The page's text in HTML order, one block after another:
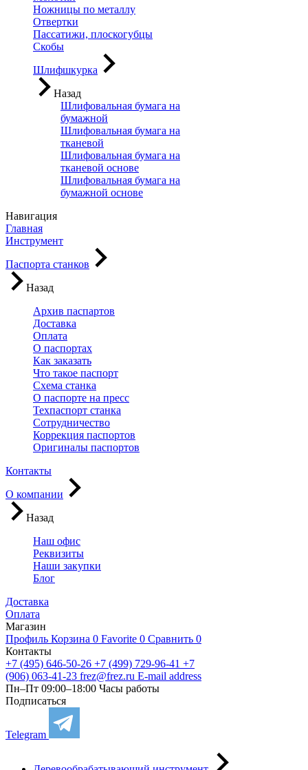
Ножницы по металлу
Отвертки
Пассатижи, плоскогубцы
Скобы
Шлифшкурка
Назад
Шлифовальная бумага на
бумажной
Шлифовальная бумага на
тканевой
Шлифовальная бумага на
тканевой основе
Шлифовальная бумага на
бумажной основе
Навигация
Главная
Инструмент
Паспорта станков
Назад
Архив паспартов
Доставка
Оплата
О паспортах
Как заказать
Что такое паспорт
Схема станка
О паспорте на пресс
Техпаспорт станка
Сотрудничество
Коррекция паспортов
Оригиналы паспортов
Контакты
О компании
Назад
Наш офис
Реквизиты
Наши закупки
Блог
Доставка
Оплата
Магазин
Профиль Корзина 0 Favorite 0 Сравнить 0
Контакты
+7 (495) 646-50-26 +7 (499) 729-96-41 +7
(906) 063-41-23 frez@frez.ru E-mail address
Пн–Пт 09:00–18:00 Часы работы
Подписаться
Telegram